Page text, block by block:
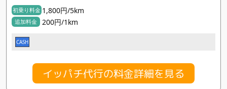
初乗り料金 1,800円/5km
追加料金 200円/1km
CASH
イッパチ代行の料金詳細を見る